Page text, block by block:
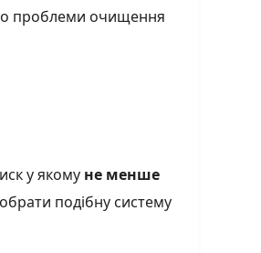
проблеми очищення
у якому не менше
подібну систему